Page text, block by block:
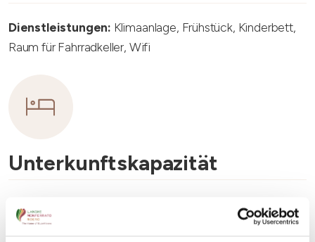
Dienstleistungen: Klimaanlage, Frühstück, Kinderbett,
Raum für Fahrradkeller, Wifi
Unterkunftskapazität
Anzahl Badezimmer: